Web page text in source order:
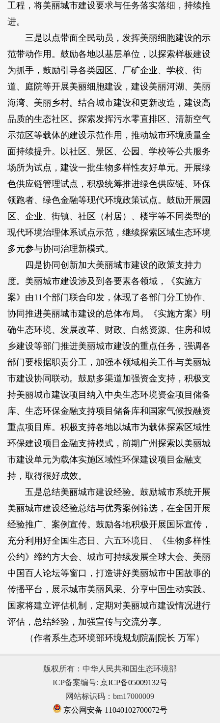
工程，将美丽城市建设要求与任务落实落细，持续推
进。
三是以点带面全民动员，发挥美丽细胞建设的示
范带动作用。鼓励各地以基层单位，以探索样板建设
为抓手，鼓励引导各类园区、厂矿企业、学校、街
道、庭院等开展美丽细胞建设，建设美丽河湖、美丽
海湾、美丽乡村。结合城市建设和更新改造，建设高
品质的生态社区。探索发挥污水零直排区、清新空气
示范区等载体的建设示范作用，推动城市环境质量全
面持续提升。以社区、景区、公园、学校等公共服务
场所为试点，建设一批生物多样性友好单元。开展绿
色供应链管理试点，积极统筹推进绿色供应链、环保
领跑者、绿色金融等现代环境政策试点。鼓励开展园
区、企业、街镇、社区（村居）、楼宇等不同类型的
现代环境治理体系试点示范，继续探索区域生态环境
多元参与协同治理新模式。
四是协同创新加大美丽城市建设的政策支持力
度。美丽城市建设涉及到各要素各领域，《实施方
案》由11个部门联合印发，体现了各部门分工协作、
协同推进美丽城市建设的总体布局。《实施方案》明
确生态环境、发展改革、财政、自然资源、住房和城
乡建设等部门推进美丽城市建设的重点任务，强调各
部门要根据职责分工，加强本领域相关工作与美丽城
市建设协同联动。鼓励多渠道加强资金支持，积极支
持美丽城市建设项目纳入中央生态环境资金项目储备
库、生态环保金融支持项目储备库和国家气候投融资
重点项目库。积极支持各地以城市为载体探索区域性
环保建设项目金融支持模式，前期广州探索以美丽城
市建设单元为载体实施区域性环保建设项目金融支
持，取得很好成效。
五是总结美丽城市建设经验。鼓励城市系统开展
美丽城市建设经验总结与优秀案例筛选，在全国开展
经验推广、案例宣传。鼓励各地积极开展国际宣传，
充分利用好全国生态日、六五环境日、《生物多样性
公约》缔约方大会、城市可持续发展全球大会、美丽
中国百人论坛等窗口，打造讲好美丽城市中国故事的
传播平台，展示城市美丽风采、分享中国生动实践。
国家将建立评估机制，定期对美丽城市建设情况进行
评估，总结经验，加强宣传与交流分享。
（作者系生态环境部环境规划院副院长 万军）
版权所有：中华人民共和国生态环境部
ICP备案编号: 京ICP备05009132号
网站标识码：bm17000009
京公网安备 11040102700072号